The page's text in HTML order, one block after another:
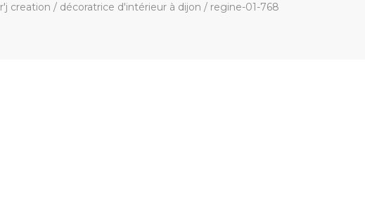
r'j creation / décoratrice d'intérieur à dijon / regine-01-768